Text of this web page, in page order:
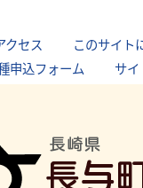
クセス このサイト
申込フォーム
サイ